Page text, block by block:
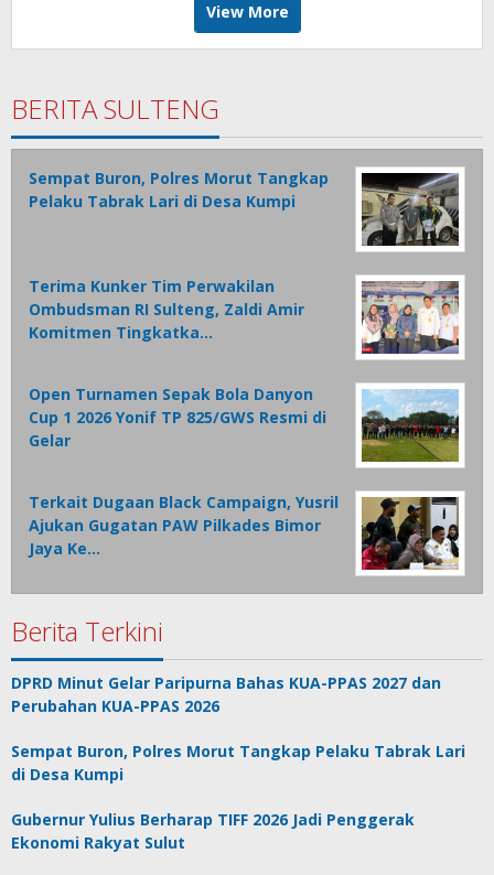
View More
BERITA SULTENG
Sempat Buron, Polres Morut Tangkap
Pelaku Tabrak Lari di Desa Kumpi
Terima Kunker Tim Perwakilan
Ombudsman RI Sulteng, Zaldi Amir
Komitmen Tingkatka…
Open Turnamen Sepak Bola Danyon
Cup 1 2026 Yonif TP 825/GWS Resmi di
Gelar
Terkait Dugaan Black Campaign, Yusril
Ajukan Gugatan PAW Pilkades Bimor
Jaya Ke…
Berita Terkini
DPRD Minut Gelar Paripurna Bahas KUA-PPAS 2027 dan
Perubahan KUA-PPAS 2026
Sempat Buron, Polres Morut Tangkap Pelaku Tabrak Lari
di Desa Kumpi
Gubernur Yulius Berharap TIFF 2026 Jadi Penggerak
Ekonomi Rakyat Sulut